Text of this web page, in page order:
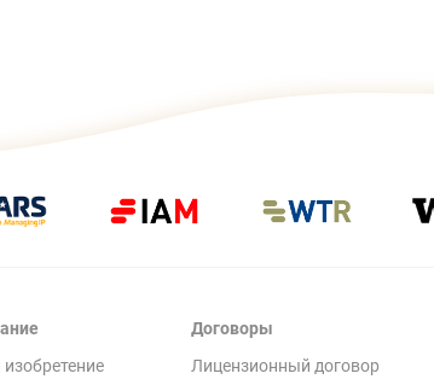
изобретение
Договоры
Лицензионный договор